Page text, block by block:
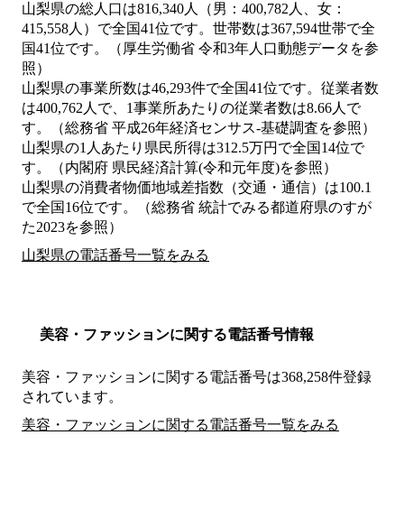
山梨県の総人口は816,340人（男：400,782人、女：
415,558人）で全国41位です。世帯数は367,594世帯で全
国41位です。（厚生労働省 令和3年人口動態データを参
照）
山梨県の事業所数は46,293件で全国41位です。従業者数
は400,762人で、1事業所あたりの従業者数は8.66人で
す。（総務省 平成26年経済センサス‐基礎調査を参照）
山梨県の1人あたり県民所得は312.5万円で全国14位で
す。（内閣府 県民経済計算(令和元年度)を参照）
山梨県の消費者物価地域差指数（交通・通信）は100.1
で全国16位です。（総務省 統計でみる都道府県のすが
た2023を参照）
山梨県の電話番号一覧をみる
美容・ファッションに関する電話番号情報
美容・ファッションに関する電話番号は368,258件登録
されています。
美容・ファッションに関する電話番号一覧をみる